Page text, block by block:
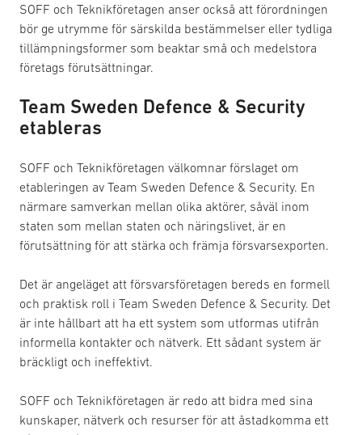
SOFF och Teknikföretagen anser också att förordningen
bör ge utrymme för särskilda bestämmelser eller tydliga
tillämpningsformer som beaktar små och medelstora
företags förutsättningar.
Team Sweden Defence & Security
etableras
SOFF och Teknikföretagen välkomnar förslaget om
etableringen av Team Sweden Defence & Security. En
närmare samverkan mellan olika aktörer, såväl inom
staten som mellan staten och näringslivet, är en
förutsättning för att stärka och främja försvarsexporten.
Det är angeläget att försvarsföretagen bereds en formell
och praktisk roll i Team Sweden Defence & Security. Det
är inte hållbart att ha ett system som utformas utifrån
informella kontakter och nätverk. Ett sådant system är
bräckligt och ineffektivt.
SOFF och Teknikföretagen är redo att bidra med sina
kunskaper, nätverk och resurser för att åstadkomma ett